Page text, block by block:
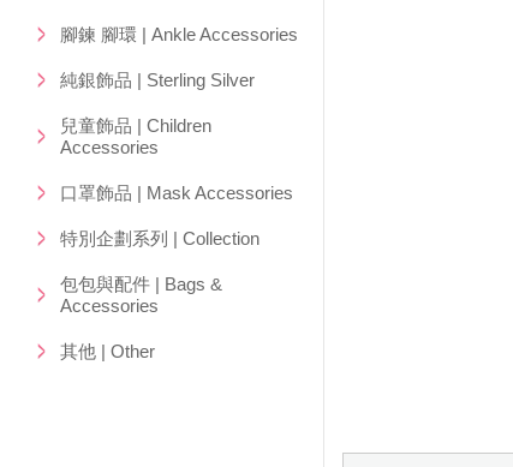
腳鍊 腳環 | Ankle Accessories
純銀飾品 | Sterling Silver
兒童飾品 | Children
Accessories
口罩飾品 | Mask Accessories
特別企劃系列 | Collection
包包與配件 | Bags &
Accessories
其他 | Other